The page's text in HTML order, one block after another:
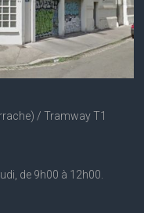
/ Tramway T1
de 9h00 à 12h00.